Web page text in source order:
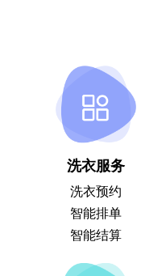
洗衣服务
洗衣预约
智能排单
智能结算